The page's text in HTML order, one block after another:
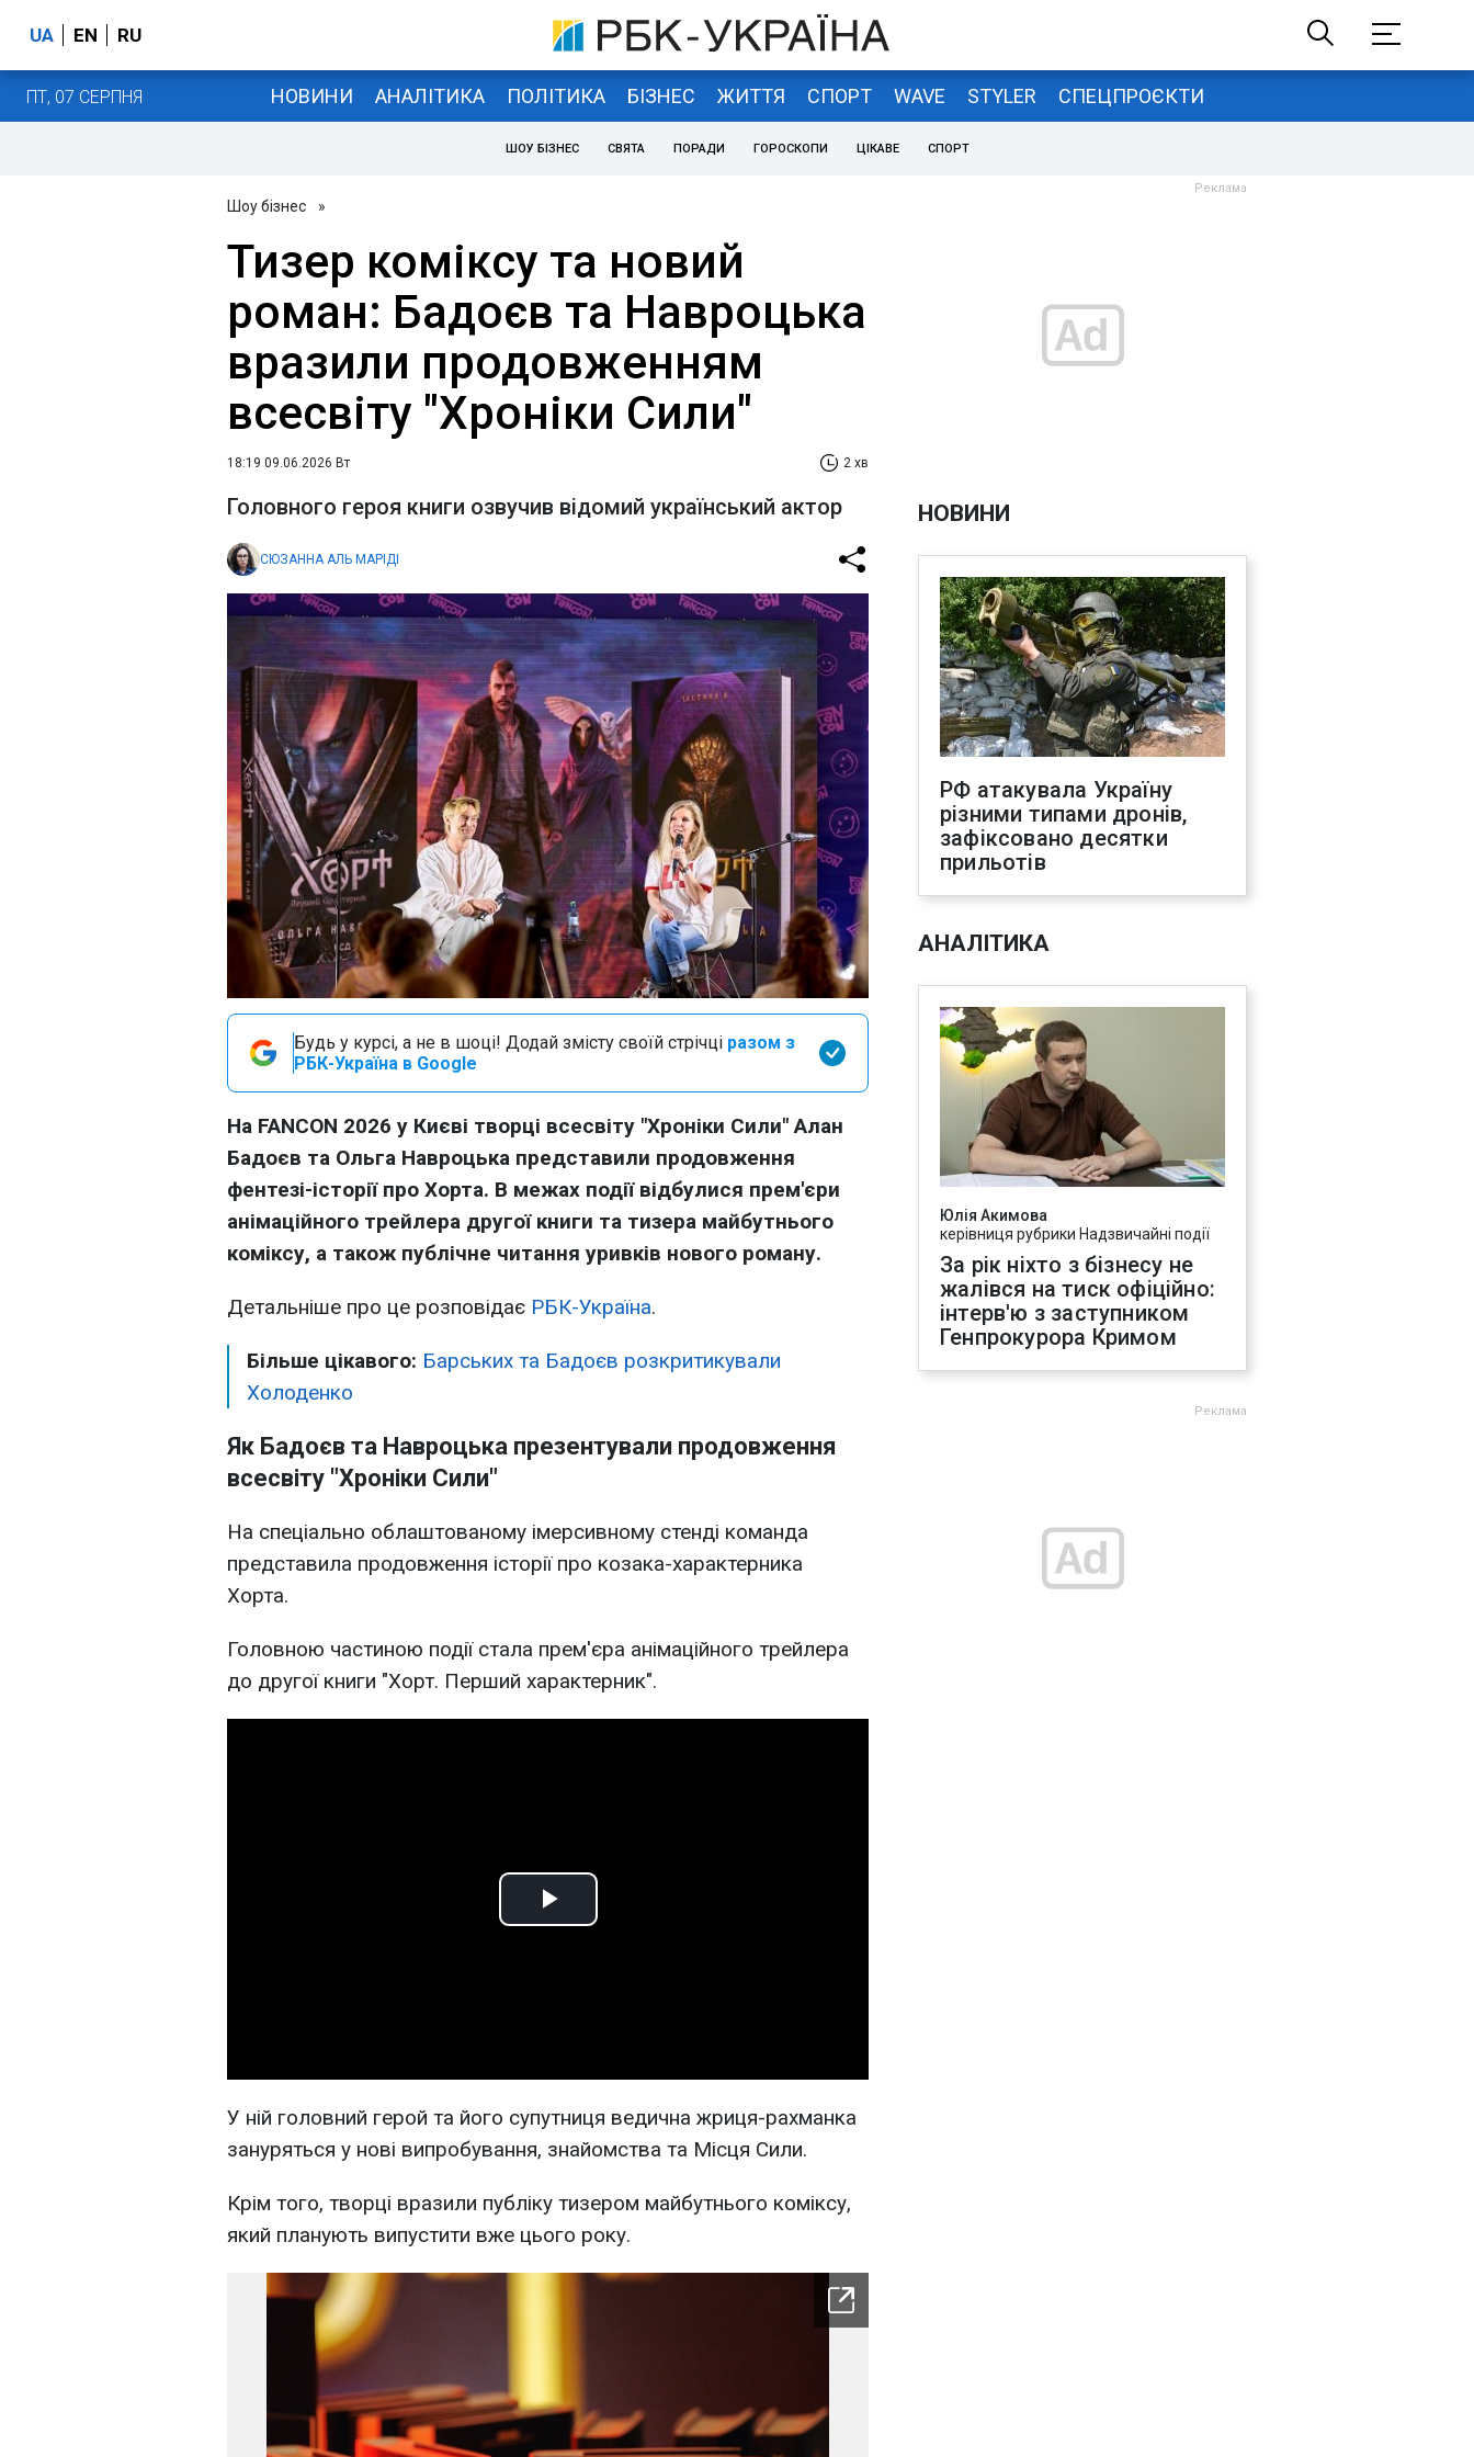
UA EN RU
ПТ, 07 СЕРПНЯ НОВИНИ АНАЛІТИКА ПОЛІТИКА БІЗНЕС ЖИТТЯ СПОРТ WAVE STYLER СПЕЦПРОЄКТИ
ШОУ БІЗНЕС СВЯТА ПОРАДИ ГОРОСКОПИ ЦІКАВЕ СПОРТ
Шоу бізнес »
Тизер коміксу та новий
роман: Бадоєв та Навроцька
вразили продовженням
всесвіту "Хроніки Сили"
18:19 09.06.2026 Вт 2 хв
Головного героя книги озвучив відомий український актор
СЮЗАННА АЛЬ МАРІДІ
Будь у курсі, а не в шоці! Додай змісту своїй стрічці разом з
РБК-Україна в Google
На FANCON 2026 у Києві творці всесвіту "Хроніки Сили" Алан
Бадоєв та Ольга Навроцька представили продовження
фентезі-історії про Хорта. В межах події відбулися прем'єри
анімаційного трейлера другої книги та тизера майбутнього
коміксу, а також публічне читання уривків нового роману.
Детальніше про це розповідає РБК-Україна.
Більше цікавого: Барських та Бадоєв розкритикували
Холоденко
Як Бадоєв та Навроцька презентували продовження
всесвіту "Хроніки Сили"
На спеціально облаштованому імерсивному стенді команда
представила продовження історії про козака-характерника
Хорта.
Головною частиною події стала прем'єра анімаційного трейлера
до другої книги "Хорт. Перший характерник".
Play
У ній головний герой та його супутниця ведична жриця-рахманка
зануряться у нові випробування, знайомства та Місця Сили.
Крім того, творці вразили публіку тизером майбутнього коміксу,
який планують випустити вже цього року.
НОВИНИ
РФ атакувала Україну
різними типами дронів,
зафіксовано десятки
прильотів
АНАЛІТИКА
Юлія Акимова
керівниця рубрики Надзвичайні події
За рік ніхто з бізнесу не
жалівся на тиск офіційно:
інтерв'ю з заступником
Генпрокурора Кримом